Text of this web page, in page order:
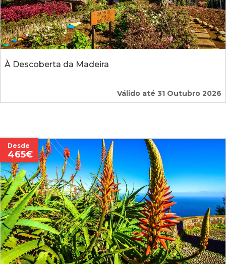
À Descoberta da Madeira
Válido até 31 Outubro 2026
Desde
465€